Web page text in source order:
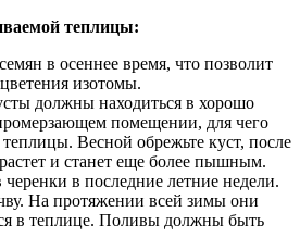
теплицы:
в осеннее время, что позволит
изотомы.
должны находиться в хорошо
помещении, для чего
Весной обрежьте куст, после
и станет еще более пышным.
черенки в последние летние недели.
На протяжении всей зимы они
в теплице. Поливы должны быть